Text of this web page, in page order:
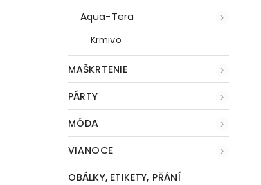
Aqua-Tera
Krmivo
MAŠKRTENIE
PÁRTY
MÓDA
VIANOCE
OBÁLKY, ETIKETY, PŘÁNÍ